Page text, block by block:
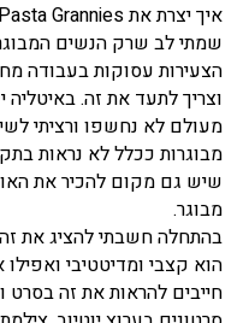
איך יצרת את Pasta Grannies?
שמתי לב שרק הנשים
הצעירות עסוקות בעבודה
וצריך לתעד את זה.
מעולם לא נחשפו ורציתי
מבוגרות ככלל לא נראות
שיש גם מקום להכיר את
מבוגר.
בהתחלה חשבתי להציג את
הוא קצבי ומדיטטיבי
חייבים להראות את זה